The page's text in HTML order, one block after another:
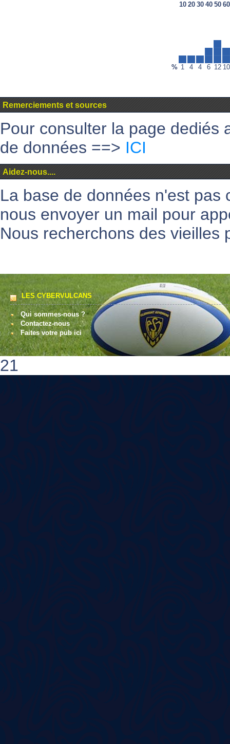
10 20 30 40 50 60
% 1 4 4 6 12 10
Remerciements et sources
Pour consulter la page dediés
de données ==> ICI
Aidez-nous....
La base de données n'est
nous envoyer un mail pour
Nous recherchons des vieilles
LES CYBERVULCANS
Qui sommes-nous ?
Contactez-nous
Faites votre pub ici
21